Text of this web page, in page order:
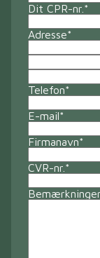
Dit CPR-nr. *
Adresse*
Telefon*
E-mail*
Firmanavn*
CVR-nr. *
Bemærkninger